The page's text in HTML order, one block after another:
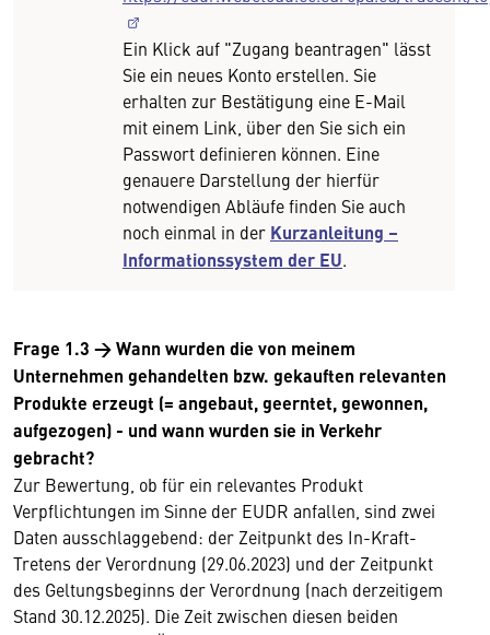
Ein Klick auf "Zugang beantragen" lässt
Sie ein neues Konto erstellen. Sie
erhalten zur Bestätigung eine E-Mail
mit einem Link, über den Sie sich ein
Passwort definieren können. Eine
genauere Darstellung der hierfür
notwendigen Abläufe finden Sie auch
noch einmal in der Kurzanleitung –
Informationssystem der EU.
Frage 1.3 →Wann wurden die von meinem
Unternehmen gehandelten bzw. gekauften relevanten
Produkte erzeugt (= angebaut, geerntet, gewonnen,
aufgezogen) - und wann wurden sie in Verkehr
gebracht?
Zur Bewertung, ob für ein relevantes Produkt
Verpflichtungen im Sinne der EUDR anfallen, sind zwei
Daten ausschlaggebend: der Zeitpunkt des In-Kraft-
Tretens der Verordnung (29.06.2023) und der Zeitpunkt
des Geltungsbeginns der Verordnung (nach derzeitigem
Stand 30.12.2025). Die Zeit zwischen diesen beiden